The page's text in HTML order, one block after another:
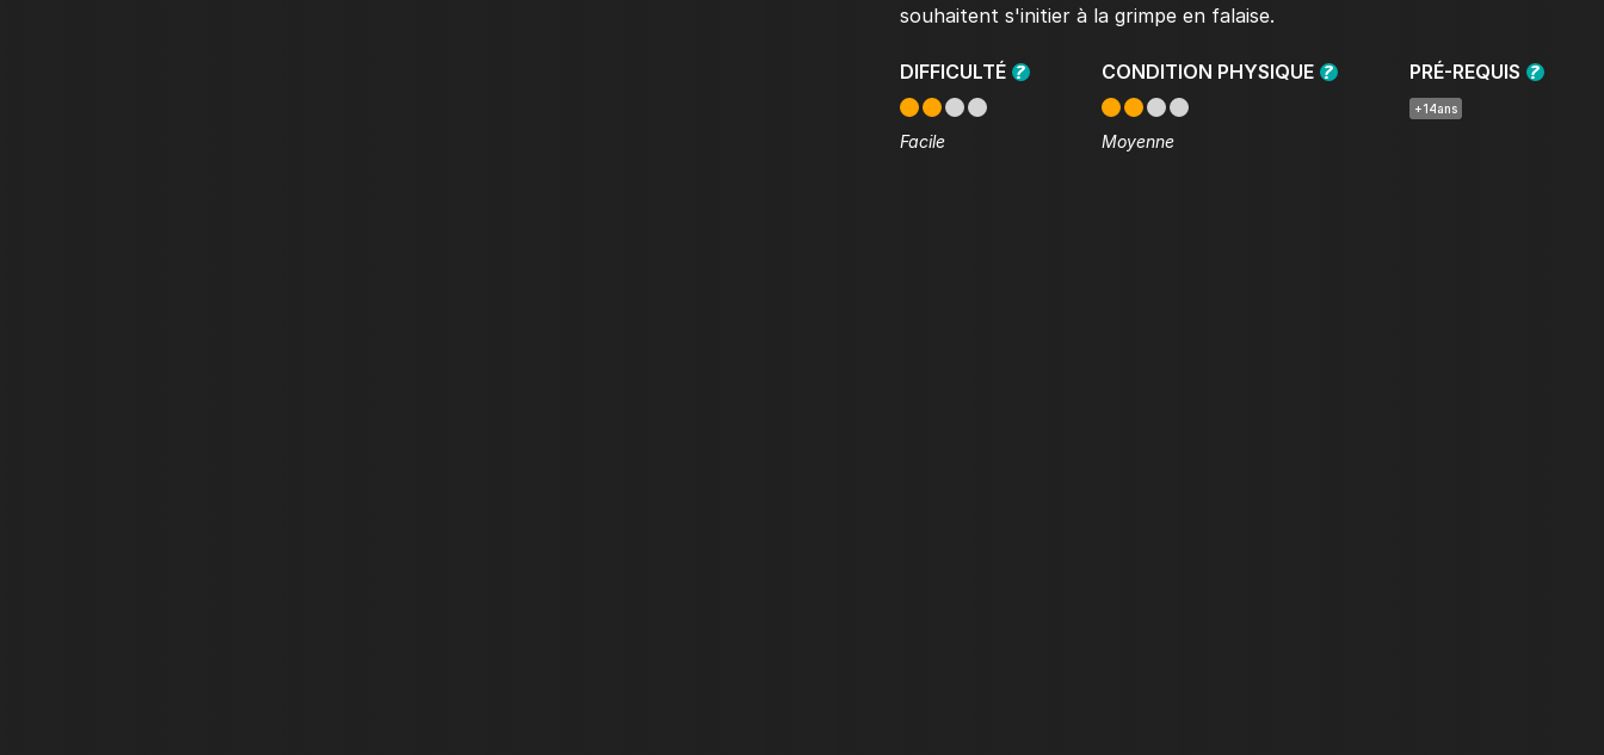
souhaitent s'initier à la grimpe en falaise.
DIFFICULTÉ
Facile
CONDITION PHYSIQUE
Moyenne
PRÉ-REQUIS
+14ans